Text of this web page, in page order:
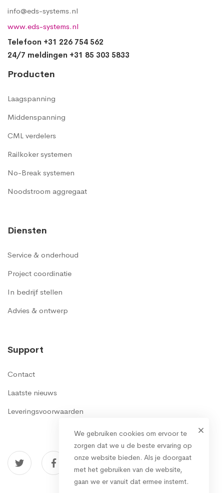
info@eds-systems.nl
www.eds-systems.nl
Telefoon +31 226 754 562
24/7 meldingen +31 85 303 5833
Producten
Laagspanning
Middenspanning
CML verdelers
Railkoker systemen
No-Break systemen
Noodstroom aggregaat
Diensten
Service & onderhoud
Project coordinatie
In bedrijf stellen
Advies & ontwerp
Support
Contact
Laatste nieuws
Leveringsvoorwaarden
We gebruiken cookies om ervoor te
zorgen dat we u de beste ervaring op
onze website bieden. Als je doorgaat
met het gebruiken van de website,
gaan we er vanuit dat ermee instemt.